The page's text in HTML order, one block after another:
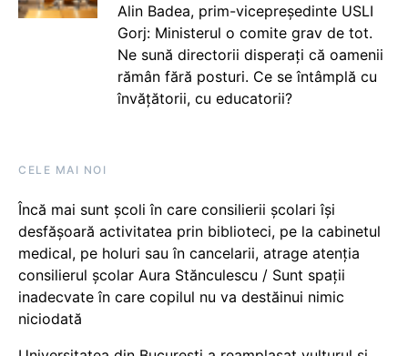
Alin Badea, prim-vicepreședinte USLI
Gorj: Ministerul o comite grav de tot.
Ne sună directorii disperați că oamenii
rămân fără posturi. Ce se întâmplă cu
învățătorii, cu educatorii?
CELE MAI NOI
Încă mai sunt școli în care consilierii școlari își
desfășoară activitatea prin biblioteci, pe la cabinetul
medical, pe holuri sau în cancelarii, atrage atenția
consilierul școlar Aura Stănculescu / Sunt spații
inadecvate în care copilul nu va destăinui nimic
niciodată